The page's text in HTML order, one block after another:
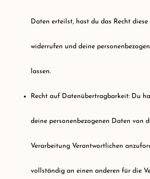
Daten erteilst, hast du das Recht
widerrufen und deine
lassen.
Recht auf Datenübertragbarkeit: Du
deine personenbezogenen Daten von
Verarbeitung Verantwortlichen
vollständig an einen anderen für die